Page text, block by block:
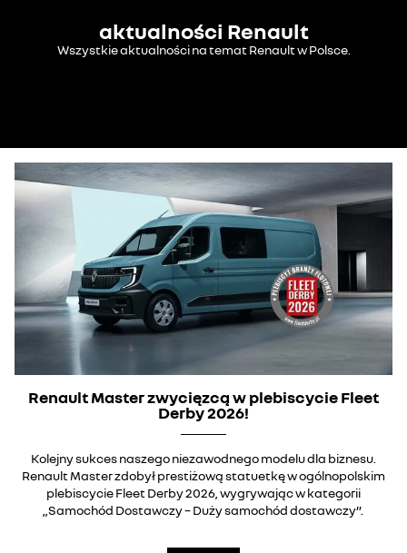
aktualności Renault
Wszystkie aktualności na temat Renault w Polsce.
Renault Master zwycięzcą w plebiscycie Fleet
Derby 2026!
Kolejny sukces naszego niezawodnego modelu dla biznesu.
Renault Master zdobył prestiżową statuetkę w ogólnopolskim
plebiscycie Fleet Derby 2026, wygrywając w kategorii
„Samochód Dostawczy – Duży samochód dostawczy”.